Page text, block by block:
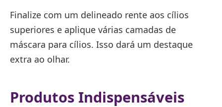
Finalize com um delineado rente aos cílios
superiores e aplique várias camadas de
máscara para cílios. Isso dará um destaque
extra ao olhar.
Produtos Indispensáveis